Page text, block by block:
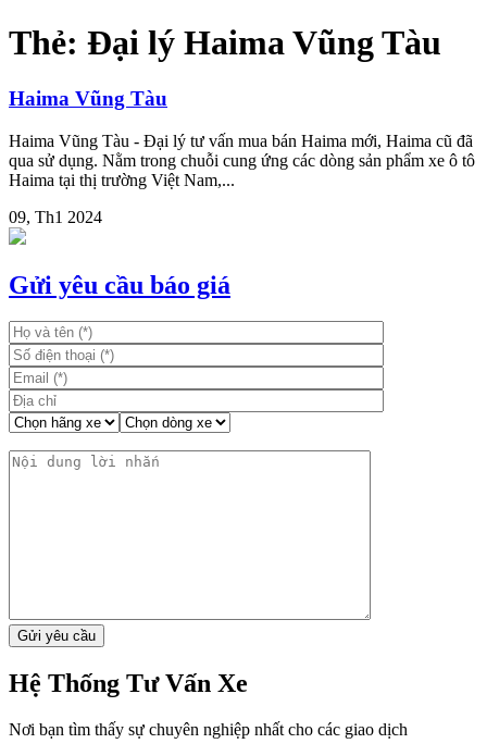
Thẻ: Đại lý Haima Vũng Tàu
Haima Vũng Tàu
Haima Vũng Tàu - Đại lý tư vấn mua bán Haima mới, Haima cũ đã
qua sử dụng. Nằm trong chuỗi cung ứng các dòng sản phẩm xe ô tô
Haima tại thị trường Việt Nam,...
09, Th1 2024
Gửi yêu cầu báo giá
Hệ Thống Tư Vấn Xe
Nơi bạn tìm thấy sự chuyên nghiệp nhất cho các giao dịch